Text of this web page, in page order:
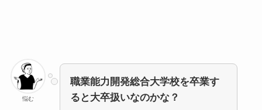
悩む
職業能力開発総合大学校を卒業す
ると大卒扱いなのかな？